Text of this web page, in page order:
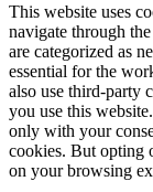
This website uses
navigate through
are categorized as
essential for the
also use third-party
you use this
only with your
cookies. But opting
on your browsing